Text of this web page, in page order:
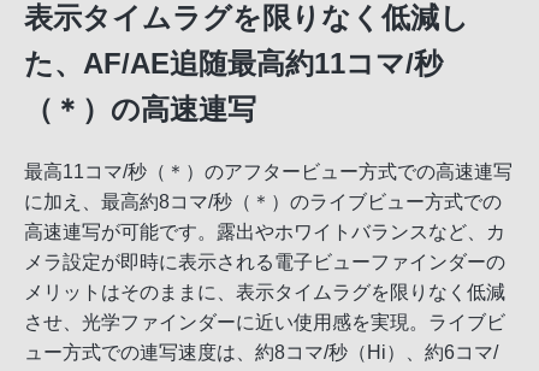
表示タイムラグを限りなく低減し
た、AF/AE追随最高約11コマ/秒
（＊）の高速連写
最高11コマ/秒（＊）のアフタービュー方式での高速連写
に加え、最高約8コマ/秒（＊）のライブビュー方式での
高速連写が可能です。露出やホワイトバランスなど、カ
メラ設定が即時に表示される電子ビューファインダーの
メリットはそのままに、表示タイムラグを限りなく低減
させ、光学ファインダーに近い使用感を実現。ライブビ
ュー方式での連写速度は、約8コマ/秒（Hi）、約6コマ/